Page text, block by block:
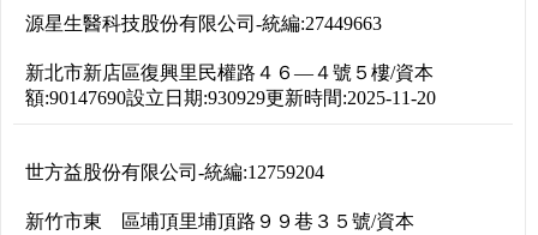
源星生醫科技股份有限公司 -統編:27449663
新北市新店區復興里民權路４６―４號５樓/資本
額:90147690設立日期:930929更新時間:2025-11-20
世方益股份有限公司 -統編:12759204
新竹市東 區埔頂里埔頂路９９巷３５號/資本